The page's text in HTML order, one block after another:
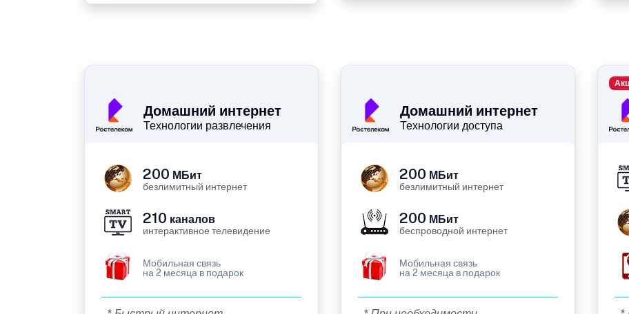
Домашний интернет
Технологии развлечения
200 МБит
безлимитный интернет
210 каналов
интерактивное телевидение
Мобильная связь
на 2 месяца в подарок
Домашний интернет
Технологии доступа
200 МБит
безлимитный интернет
200 МБит
беспроводной интернет
Мобильная связь
на 2 месяца в подарок